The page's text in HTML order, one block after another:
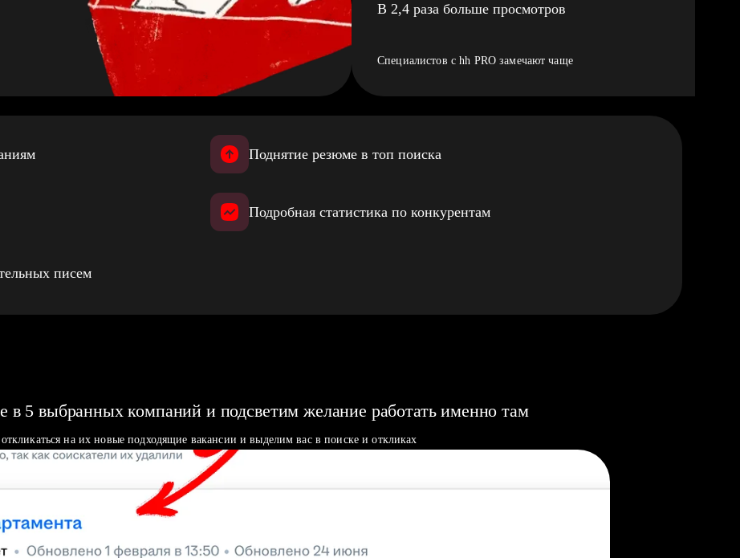
В 2,4 раза больше просмотров
Специалистов с hh PRO замечают чаще
Поднятие резюме в топ поиска
Подробная статистика по конкурентам
писем
в 5 выбранных компаний и подсветим желание работать именно там
на их новые подходящие вакансии и выделим вас в поиске и откликах